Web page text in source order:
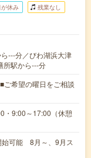
が休み 残業なし
---分／びわ湖浜大津
所駅から---分
ご希望の曜日をご相談
・9:00～17:00（休憩
可能 8月～、9月ス